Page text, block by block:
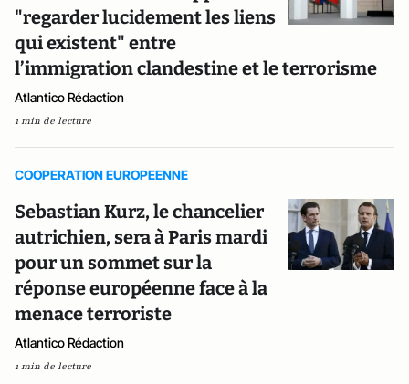
"regarder lucidement les liens
qui existent" entre
l’immigration clandestine et le terrorisme
Atlantico Rédaction
1 min de lecture
COOPERATION EUROPEENNE
Sebastian Kurz, le chancelier
autrichien, sera à Paris mardi
pour un sommet sur la
réponse européenne face à la
menace terroriste
Atlantico Rédaction
1 min de lecture